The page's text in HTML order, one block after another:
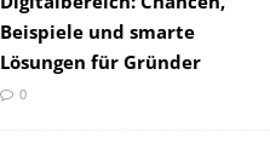
Beispiele und smarte
Lösungen für Gründer
0